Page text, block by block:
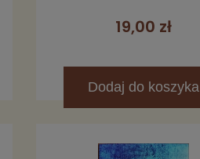
19,00 zł
Dodaj do koszyka